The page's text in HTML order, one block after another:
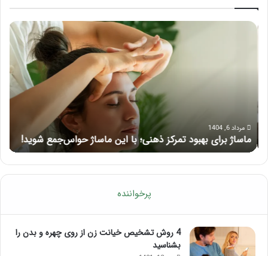
ماساژ
این
ماساژ
حواس‌جمع
شوید!
مرداد 6, 1404
ماساژ برای بهبود تمرکز ذهنی؛ با این ماساژ حواس‌جمع شوید!
لب
بعد
از
پرخواننده
4 روش تشخیص خیانت زن از روی چهره و بدن را
بشناسید